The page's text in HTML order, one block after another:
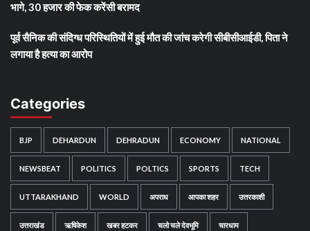
भागे, 30 हजार की फेक करेंसी बरामद
पूर्व सैनिक की संदिग्ध परिस्थितियों में हुई मौत की जांच करेगी सीबीसीआईडी, पिता ने
लगाया है हत्या का आरोप
Categories
BJP DEHARDUN DEHRADUN ECONOMY NATIONAL
NEWSBEAT POLITICS POLTICS SPORTS TECH
UTTARAKHAND WORLD अपराध आपका शहर उत्तरकाशी
उत्तराखंड ऋषिकेश खबर हटकर चलो चले देवभूमि चारधाम